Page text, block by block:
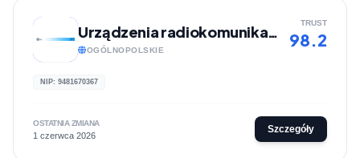
Urządzenia radiokomunikacyjne | Sklep internetowy azstudio.com.pl
OGÓLNOPOLSKIE
TRUST
98.2
NIP: 9481670367
OSTATNIA ZMIANA
1 czerwca 2026
Szczegóły